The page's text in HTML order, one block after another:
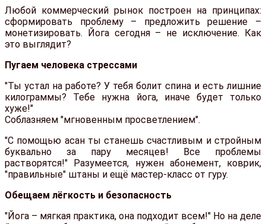
Любой коммерческий рынок построен на принципах:
сформировать проблему – предложить решение –
монетизировать. Йога сегодня – не исключение. Как
это выглядит?
Пугаем человека стрессами
"Ты устал на работе? У тебя болит спина и есть лишние
килограммы? Тебе нужна йога, иначе будет только
хуже!"
Соблазняем "мгновенным просветлением".
"С помощью асан ты станешь счастливым и стройным
буквально за пару месяцев! Все проблемы
растворятся!" Разумеется, нужен абонемент, коврик,
"правильные" штаны и ещё мастер-класс от гуру.
Обещаем лёгкость и безопасность
"Йога – мягкая практика, она подходит всем!" Но на деле